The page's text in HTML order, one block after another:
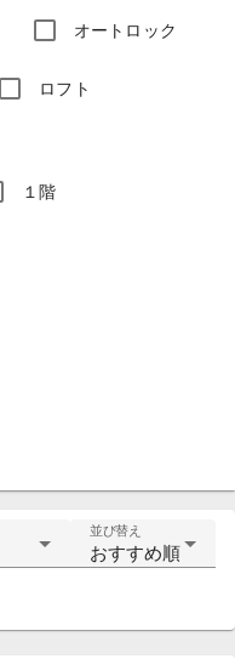
オートロック
ロフト
１階
並び替え
おすすめ順